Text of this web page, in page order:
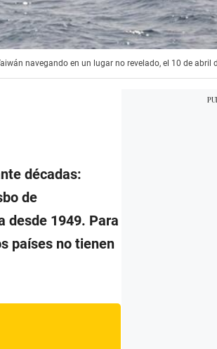
navegando en un lugar no revelado, el 10 de abril
décadas:
de
desde 1949. Para
países no tienen